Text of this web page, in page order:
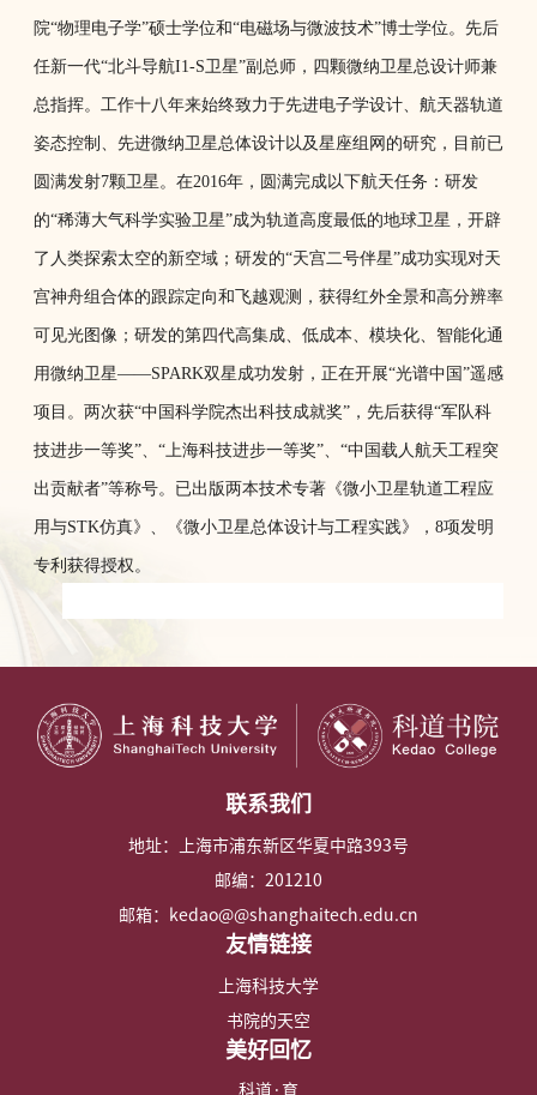
院“物理电子学”硕士学位和“电磁场与微波技术”博士学位。先后
任新一代“北斗导航I1-S卫星”副总师，四颗微纳卫星总设计师兼
总指挥。工作十八年来始终致力于先进电子学设计、航天器轨道
姿态控制、先进微纳卫星总体设计以及星座组网的研究，目前已
圆满发射7颗卫星。在2016年，圆满完成以下航天任务：研发
的“稀薄大气科学实验卫星”成为轨道高度最低的地球卫星，开辟
了人类探索太空的新空域；研发的“天宫二号伴星”成功实现对天
宫神舟组合体的跟踪定向和飞越观测，获得红外全景和高分辨率
可见光图像；研发的第四代高集成、低成本、模块化、智能化通
用微纳卫星——SPARK双星成功发射，正在开展“光谱中国”遥感
项目。两次获“中国科学院杰出科技成就奖”，先后获得“军队科
技进步一等奖”、“上海科技进步一等奖”、“中国载人航天工程突
出贡献者”等称号。已出版两本技术专著《微小卫星轨道工程应
用与STK仿真》、《微小卫星总体设计与工程实践》，8项发明
专利获得授权。
联系我们
地址：上海市浦东新区华夏中路393号
邮编：201210
邮箱：kedao@@shanghaitech.edu.cn
友情链接
上海科技大学
书院的天空
美好回忆
科道·育